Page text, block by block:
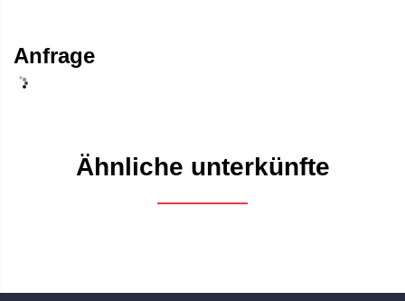
Anfrage
Ähnliche unterkünfte